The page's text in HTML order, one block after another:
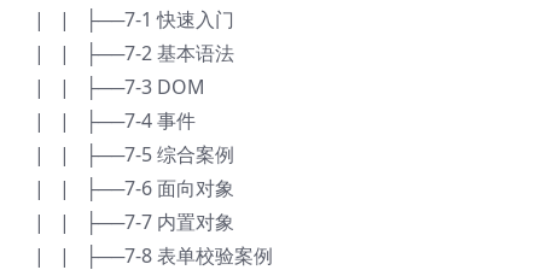
| | ├──7-1 快速入门
| | ├──7-2 基本语法
| | ├──7-3 DOM
| | ├──7-4 事件
| | ├──7-5 综合案例
| | ├──7-6 面向对象
| | ├──7-7 内置对象
| | ├──7-8 表单校验案例